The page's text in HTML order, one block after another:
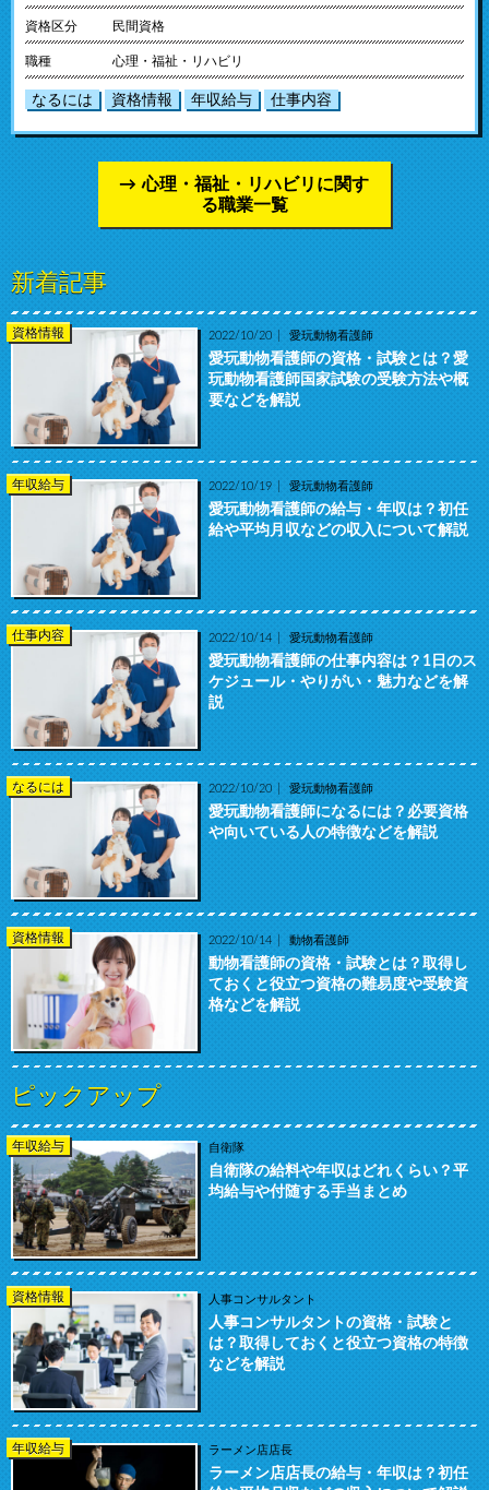
資格区分 民間資格
職種 心理・福祉・リハビリ
なるには 資格情報 年収給与 仕事内容
心理・福祉・リハビリに関す
る職業一覧
新着記事
資格情報 2022/10/20 愛玩動物看護師
愛玩動物看護師の資格・試験とは？愛
玩動物看護師国家試験の受験方法や概
要などを解説
年収給与 2022/10/19 愛玩動物看護師
愛玩動物看護師の給与・年収は？初任
給や平均月収などの収入について解説
仕事内容 2022/10/14 愛玩動物看護師
愛玩動物看護師の仕事内容は？1日のス
ケジュール・やりがい・魅力などを解
説
なるには 2022/10/20 愛玩動物看護師
愛玩動物看護師になるには？必要資格
や向いている人の特徴などを解説
資格情報 2022/10/14 動物看護師
動物看護師の資格・試験とは？取得し
ておくと役立つ資格の難易度や受験資
格などを解説
ピックアップ
年収給与 自衛隊
自衛隊の給料や年収はどれくらい？平
均給与や付随する手当まとめ
資格情報 人事コンサルタント
人事コンサルタントの資格・試験と
は？取得しておくと役立つ資格の特徴
などを解説
年収給与 ラーメン店店長
ラーメン店店長の給与・年収は？初任